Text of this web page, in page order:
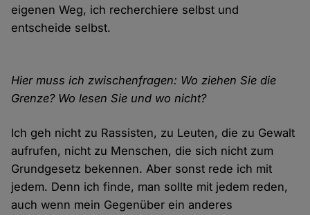
eigenen Weg, ich recherchiere selbst und
entscheide selbst.
Hier muss ich zwischenfragen: Wo ziehen Sie die
Grenze? Wo lesen Sie und wo nicht?
Ich geh nicht zu Rassisten, zu Leuten, die zu Gewalt
aufrufen, nicht zu Menschen, die sich nicht zum
Grundgesetz bekennen. Aber sonst rede ich mit
jedem. Denn ich finde, man sollte mit jedem reden,
auch wenn mein Gegenüber ein anderes